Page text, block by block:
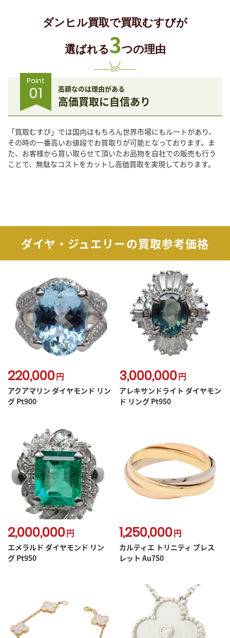
ダンヒル買取で買取むすびが
選ばれる3つの理由
Point
01 高額なのは理由がある
高価買取に自信あり
「買取むすび」では国内はもちろん世界市場にもルートがあり、
その時の一番高いお値段でお買取りが可能となっております。ま
た、お客様から買い取らせて頂いたお品物を自社での販売も行う
ことで、無駄なコストをカットし高価買取を実現しております。
ダイヤ・ジュエリーの買取参考価格
220,000円
アクアマリン ダイヤモンド リン
グ Pt900
3,000,000円
アレキサンドライト ダイヤモン
ド リング Pt950
2,000,000円
エメラルド ダイヤモンド リン
グ Pt950
1,250,000円
カルティエ トリニティ ブレス
レット Au750